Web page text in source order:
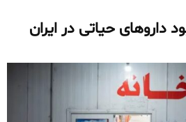
داروهای حیاتی در ایران